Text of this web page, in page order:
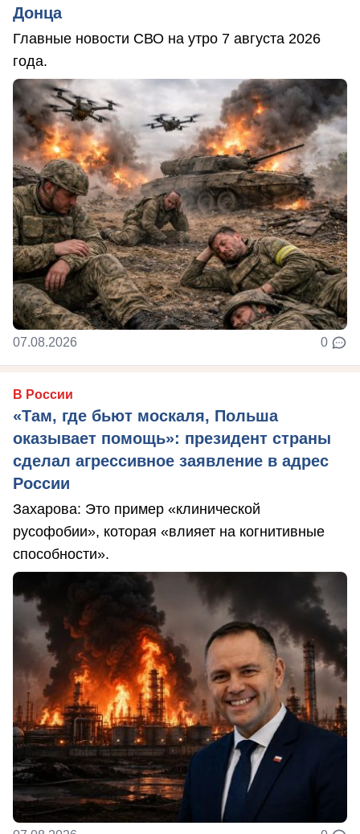
Донца
Главные новости СВО на утро 7 августа 2026
года.
07.08.2026 0
В России
«Там, где бьют москаля, Польша
оказывает помощь»: президент страны
сделал агрессивное заявление в адрес
России
Захарова: Это пример «клинической
русофобии», которая «влияет на когнитивные
способности».